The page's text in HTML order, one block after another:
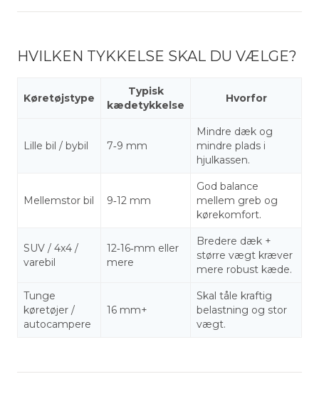
HVILKEN TYKKELSE SKAL DU VÆLGE?
Køretøjstype
Typisk
kædetykkelse
Hvorfor
Lille bil / bybil 7‑9 mm
Mindre dæk og
mindre plads i
hjulkassen.
Mellemstor bil 9‑12 mm
God balance
mellem greb og
kørekomfort.
SUV / 4x4 /
varebil
12‑16‑mm eller
mere
Bredere dæk +
større vægt kræver
mere robust kæde.
Tunge
køretøjer /
autocampere
16 mm+
Skal tåle kraftig
belastning og stor
vægt.